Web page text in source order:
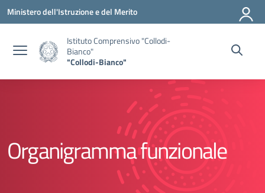
Vai ai contenuti
Vai al menu di navigazione
Vai al footer
Ministero dell'Istruzione e del Merito
Istituto Comprensivo "Collodi-
Bianco"
"Collodi-Bianco"
Organigramma funzionale